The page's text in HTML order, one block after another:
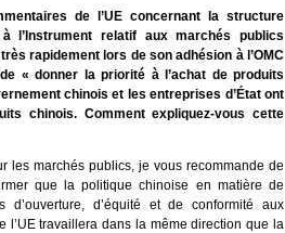
de l’UE concernant la structure
l’Instrument relatif aux marchés publics
rapidement lors de son adhésion à l’OMC
« donner la priorité à l’achat de produits
chinois et les entreprises d’État ont
chinois. Comment expliquez-vous cette
les marchés publics, je vous recommande de
que la politique chinoise en matière de
d’ouverture, d’équité et de conformité aux
l’UE travaillera dans la même direction que la